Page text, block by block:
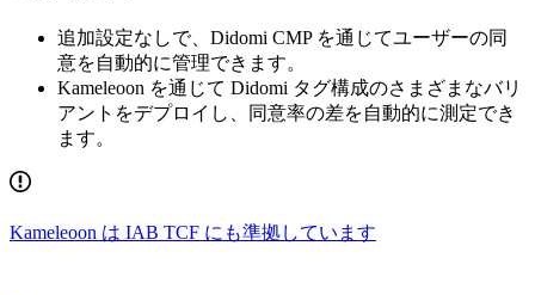
追加設定なしで、Didomi CMP を通じてユーザーの同
意を自動的に管理できます。
Kameleoon を通じて Didomi タグ構成のさまざまなバリ
アントをデプロイし、同意率の差を自動的に測定でき
ます。
Kameleoon は IAB TCF にも準拠しています